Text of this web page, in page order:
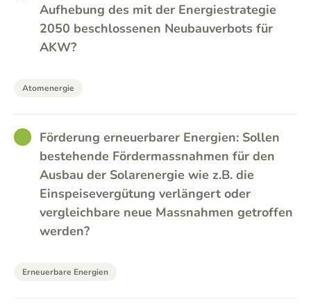
Aufhebung des mit der Energiestrategie
2050 beschlossenen Neubauverbots für
AKW?
Atomenergie
GOODFörderung erneuerbarer Energien: Sollen
bestehende Fördermassnahmen für den
Ausbau der Solarenergie wie z.B. die
Einspeisevergütung verlängert oder
vergleichbare neue Massnahmen getroffen
werden?
Erneuerbare Energien